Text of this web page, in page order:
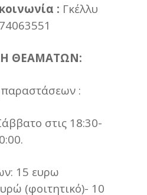
: Γκέλλυ
ΘΕΑΜΑΤΩΝ:
:
στις 18:30-
15 ευρω
(φοιτητικό)- 10